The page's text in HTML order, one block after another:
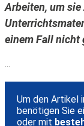
Arbeiten, um
einem Fall nicht
...
Um den Artikel
benötigen Sie
oder mit